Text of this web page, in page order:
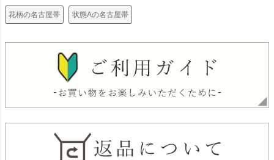
花柄の名古屋帯 状態Aの名古屋帯